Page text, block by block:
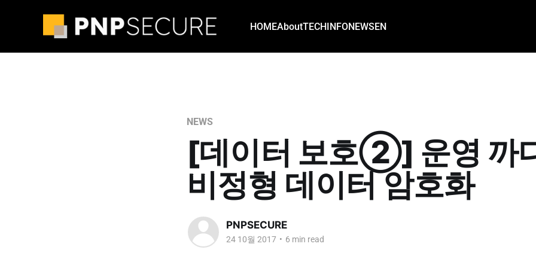
HOMEAboutTECHINFONEWSEN
NEWS
[데이터 보호②] 운영 까
비정형 데이터 암호화
PNPSECURE
24 10월 2017 • 6 min read